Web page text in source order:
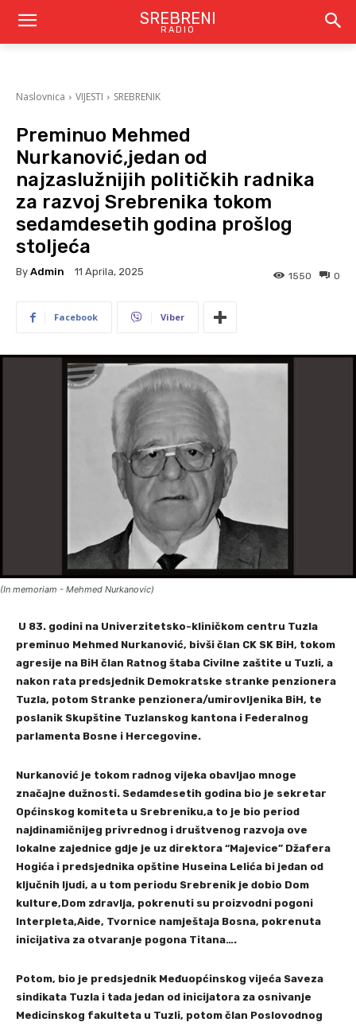
SREBRENI
RADIO
Naslovnica VIJESTI SREBRENIK
Preminuo Mehmed
Nurkanović,jedan od
najzaslužnijih političkih radnika
za razvoj Srebrenika tokom
sedamdesetih godina prošlog
stoljeća
By Admin 11 Aprila, 2025 0
1550
Facebook Viber
(In memoriam - Mehmed Nurkanovic)
U 83. godini na Univerzitetsko-kliničkom centru Tuzla
preminuo Mehmed Nurkanović, bivši član CK SK BiH, tokom
agresije na BiH član Ratnog štaba Civilne zaštite u Tuzli, a
nakon rata predsjednik Demokratske stranke penzionera
Tuzla, potom Stranke penzionera/umirovljenika BiH, te
poslanik Skupštine Tuzlanskog kantona i Federalnog
parlamenta Bosne i Hercegovine.
Nurkanović je tokom radnog vijeka obavljao mnoge
značajne dužnosti. Sedamdesetih godina bio je sekretar
Općinskog komiteta u Srebreniku,a to je bio period
najdinamičnijeg privrednog i društvenog razvoja ove
lokalne zajednice gdje je uz direktora “Majevice” Džafera
Hogića i predsjednika opštine Huseina Lelića bi jedan od
ključnih ljudi, a u tom periodu Srebrenik je dobio Dom
kulture,Dom zdravlja, pokrenuti su proizvodni pogoni
Interpleta,Aide, Tvornice namještaja Bosna, pokrenuta
inicijativa za otvaranje pogona Titana….
Potom, bio je predsjednik Međuopćinskog vijeća Saveza
sindikata Tuzla i tada jedan od inicijatora za osnivanje
Medicinskog fakulteta u Tuzli, potom član Poslovodnog